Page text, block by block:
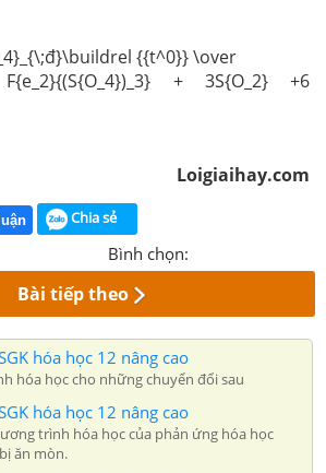
{{t^0}} \over
+ 3S{O_2} +6
Loigiaihay.com
Chia sẻ
Bình chọn:
Bài tiếp theo
hóa học 12 nâng cao
hóa học cho những chuyển đổi sau
hóa học 12 nâng cao
trình hóa học của phản ứng hóa học
ăn mòn.